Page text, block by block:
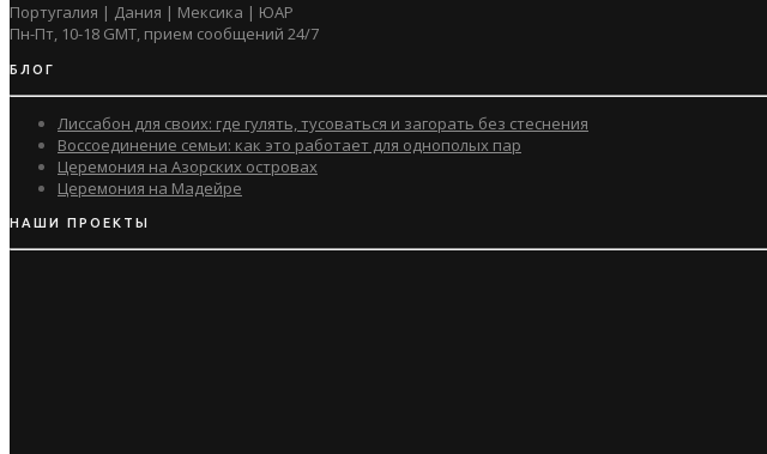
Португалия | Дания | Мексика | ЮАР
Пн-Пт, 10-18 GMT, прием сообщений 24/7
БЛОГ
Лиссабон для своих: где гулять, тусоваться и загорать без стеснения
Воссоединение семьи: как это работает для однополых пар
Церемония на Азорских островах
Церемония на Мадейре
НАШИ ПРОЕКТЫ